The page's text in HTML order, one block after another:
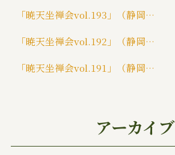
「暁天坐禅会vol.193」（静岡市）
「暁天坐禅会vol.192」（静岡市）
「暁天坐禅会vol.191」（静岡市）
アーカイブ